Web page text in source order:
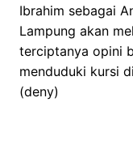
Ibrahim sebagai
Lampung akan
terciptanya opini
menduduki kursi
(deny)